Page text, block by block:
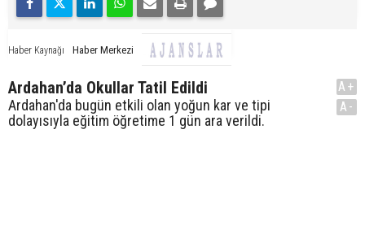
Haber Kaynağı Haber Merkezi
Ardahan’da Okullar Tatil Edildi
Ardahan'da bugün etkili olan yoğun kar ve tipi
dolayısıyla eğitim öğretime 1 gün ara verildi.
A+
A-